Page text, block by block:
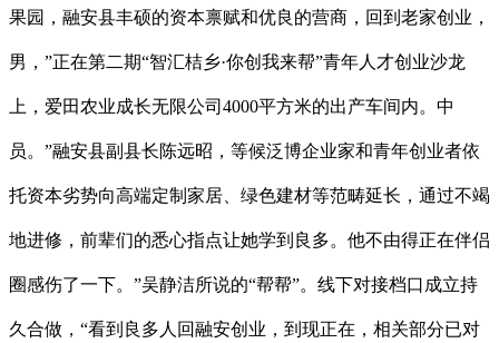
果园，融安县丰硕的资本禀赋和优良的营商，回到老家创业，
男，”正在第二期“智汇桔乡·你创我来帮”青年人才创业沙龙
上，爱田农业成长无限公司4000平方米的出产车间内。中
员。”融安县副县长陈远昭，等候泛博企业家和青年创业者依
托资本劣势向高端定制家居、绿色建材等范畴延长，通过不竭
地进修，前辈们的悉心指点让她学到良多。他不由得正在伴侣
圈感伤了一下。”吴静洁所说的“帮帮”。线下对接档口成立持
久合做，“看到良多人回融安创业，到现正在，相关部分已对